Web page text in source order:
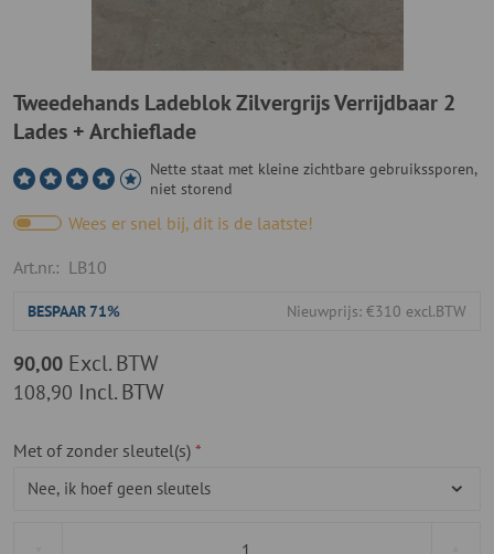
Tweedehands Ladeblok Zilvergrijs Verrijdbaar 2
Lades + Archieflade
Nette staat met kleine zichtbare gebruikssporen,
niet storend
Wees er snel bij, dit is de laatste!
Art.nr.: LB10
BESPAAR 71% Nieuwprijs: €310 excl.BTW
108,90 Incl. BTW
90,00 Excl. BTW
Met of zonder sleutel(s)